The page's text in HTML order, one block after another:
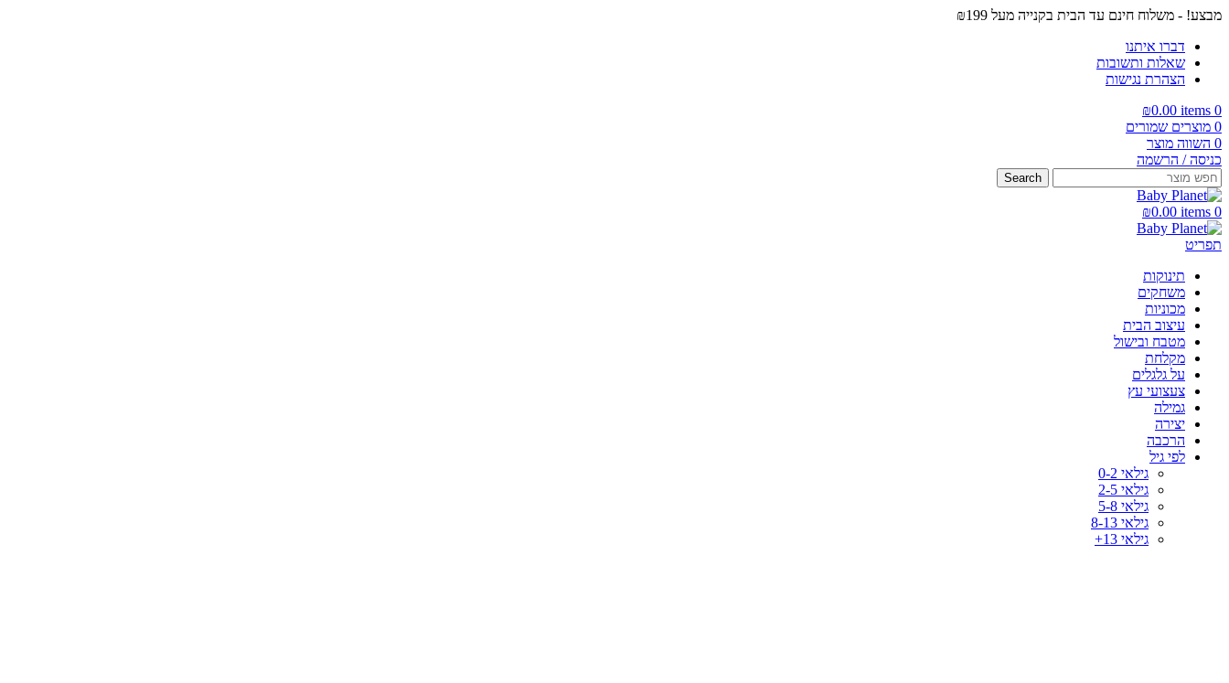
מבצע! - משלוח חינם עד הבית בקנייה מעל ₪199
דברו איתנו
שאלות ותשובות
הצהרת נגישות
0
items
₪0.00
0 מוצרים שמורים
0 השווה מוצר
כניסה / הרשמה
Search
0
items
₪0.00
תפריט
תינוקות
משחקים
מכוניות
עיצוב הבית
מטבח ובישול
מקלחת
על גלגלים
צעצועי עץ
גמילה
יצירה
הרכבה
לפי גיל
גילאי 0-2
גילאי 2-5
גילאי 5-8
גילאי 8-13
גילאי 13+